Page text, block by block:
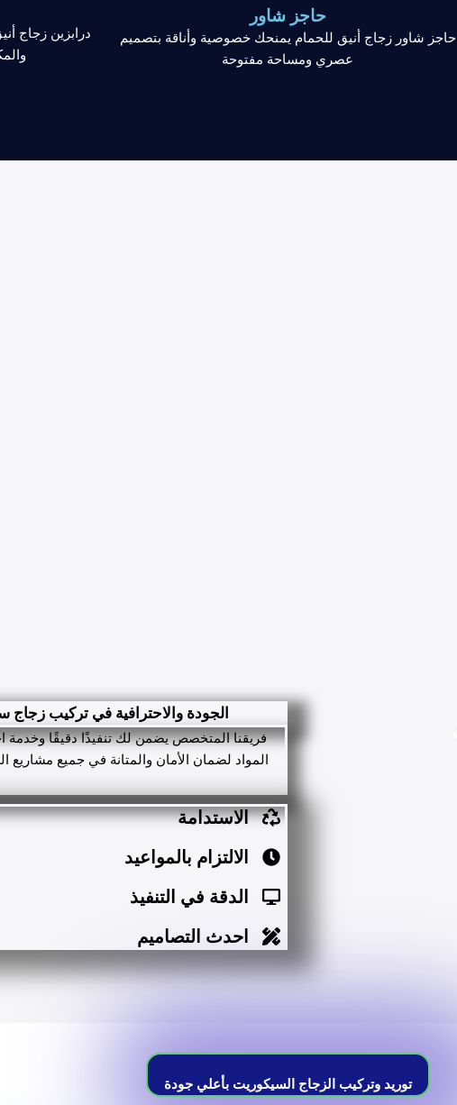
حاجز شاور
حاجز شاور زجاج أنيق للحمام يمنحك خصوصية وأناقة بتصميم
عصري ومساحة مفتوحة
درابزين زجاج
الجودة والاحترافية في تركيب زجاج
فريقنا المتخصص يضمن لك تنفيذًا دقيقًا وخدمة
المواد لضمان الأمان والمتانة في جميع مشاريع
الاستدامة
الالتزام بالمواعيد
الدقة في التنفيذ
احدث التصاميم
توريد وتركيب الزجاج السيكوريت بأعلي جودة